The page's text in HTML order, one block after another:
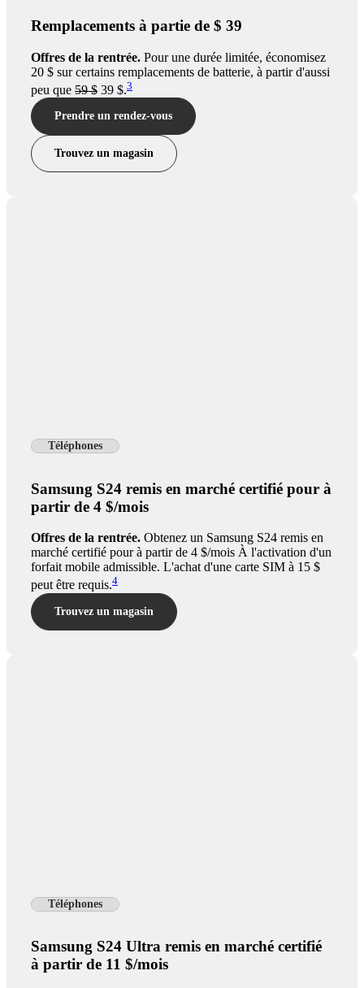
Remplacements à partie de $ 39
Offres de la rentrée. Pour une durée limitée, économisez
20 $ sur certains remplacements de batterie, à partir d'aussi
peu que 59 $ 39 $.3
Prendre un rendez-vous
Trouvez un magasin
Téléphones
Samsung S24 remis en marché certifié pour à
partir de 4 $/mois
Offres de la rentrée. Obtenez un Samsung S24 remis en
marché certifié pour à partir de 4 $/mois À l'activation d'un
forfait mobile admissible. L'achat d'une carte SIM à 15 $
peut être requis.4
Trouvez un magasin
Téléphones
Samsung S24 Ultra remis en marché certifié
à partir de 11 $/mois